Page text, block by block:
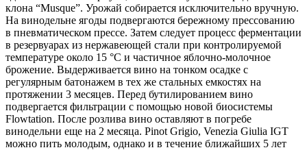
клона “Musque”. Урожай собирается исключительно вручную.
На винодельне ягоды подвергаются бережному прессованию
в пневматическом прессе. Затем следует процесс ферментации
в резервуарах из нержавеющей стали при контролируемой
температуре около 15 °С и частичное яблочно-молочное
брожение. Выдерживается вино на тонком осадке с
регулярным батонажем в тех же стальных емкостях на
протяжении 3 месяцев. Перед бутилированием вино
подвергается фильтрации с помощью новой биосистемы
Flowtation. После розлива вино оставляют в погребе
винодельни еще на 2 месяца. Pinot Grigio, Venezia Giulia IGT
можно пить молодым, однако и в течение ближайших 5 лет